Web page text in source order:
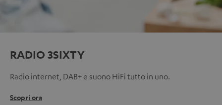
RADIO 3SIXTY
Radio internet, DAB+ e suono HiFi tutto in uno.
Scopri ora